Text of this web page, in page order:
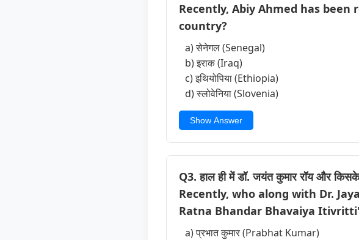
Recently, Abiy Ahmed has
country?
a) सेनेगल (Senegal)
b) इराक (Iraq)
c) इथियोपिया (Ethiopia)
d) स्लोवेनिया (Slovenia)
Show Answer
Q3. हाल ही में डॉ. जयंत कुमार रॉय और किसके
Recently, who along with Dr.
Ratna Bhandar Bhavaiya
a) प्रभात कुमार (Prabhat Kumar)